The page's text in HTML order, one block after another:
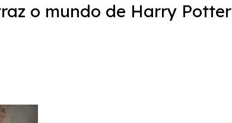
o mundo de Harry Potter